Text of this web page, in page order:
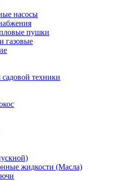
насосы
пушки
газовые
техники
жидкости (Масла)